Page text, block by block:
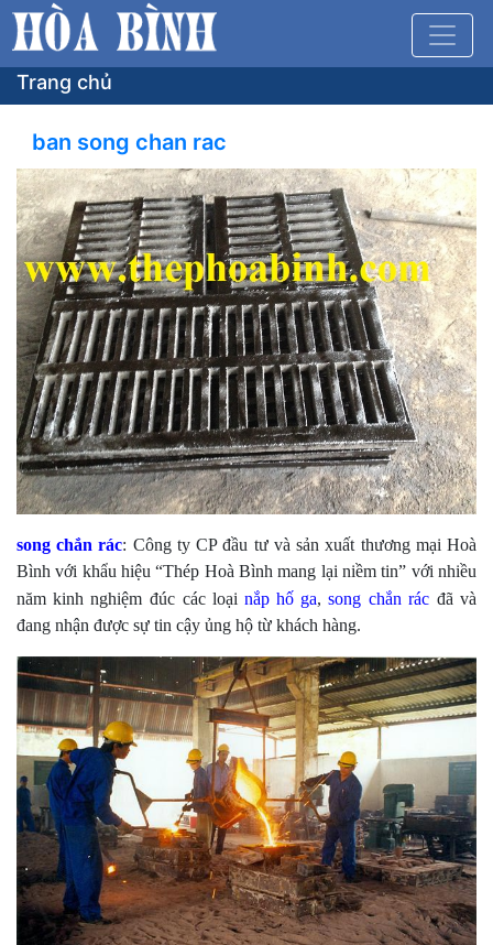
Trang chủ
ban song chan rac
song chắn rác: Công ty CP đầu tư và sản xuất thương mại Hoà
Bình với khẩu hiệu “Thép Hoà Bình mang lại niềm tin” với nhiều
năm kinh nghiệm đúc các loại nắp hố ga,song chắn rác đã và
đang nhận được sự tin cậy ủng hộ từ khách hàng.